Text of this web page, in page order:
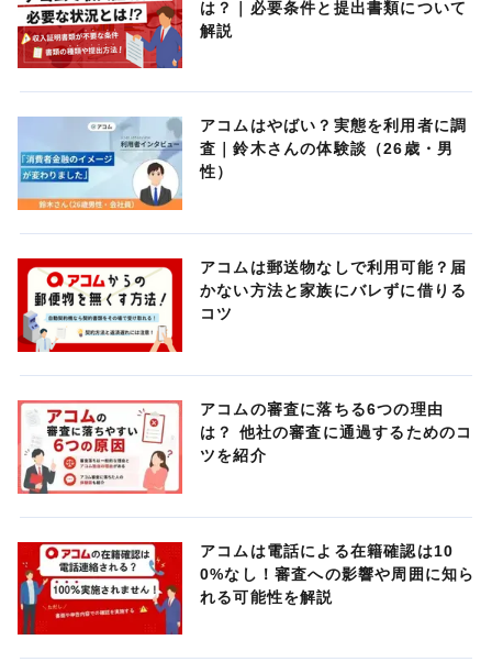
は？｜必要条件と提出書類について
解説
アコムはやばい？実態を利用者に調
査｜鈴木さんの体験談（26歳・男
性）
アコムは郵送物なしで利用可能？届
かない方法と家族にバレずに借りる
コツ
アコムの審査に落ちる6つの理由
は？ 他社の審査に通過するためのコ
ツを紹介
アコムは電話による在籍確認は10
0%なし！審査への影響や周囲に知ら
れる可能性を解説